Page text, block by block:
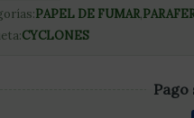
PAPEL DE FUMAR,
CYCLONES